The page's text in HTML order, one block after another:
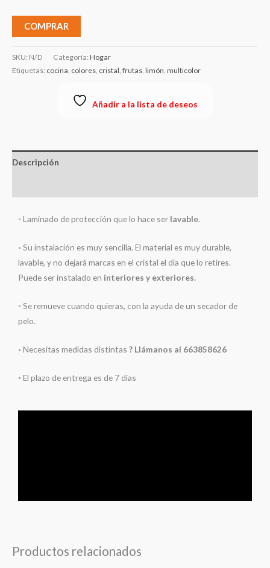
COMPRAR
SKU: N/D Categoría: Hogar
Etiquetas: cocina colores cristal frutas limón multicolor
Añadir a la lista de deseos
Descripción
◦ Laminado de protección que lo hace ser lavable.
◦ Su instalación es muy sencilla. El material es muy durable,
lavable, y no dejará marcas en el cristal el dia que lo retires.
Puede ser instalado en interiores y exteriores.
◦ Se remueve cuando quieras, con la ayuda de un secador de
pelo.
◦ Necesitas medidas distintas ? Llámanos al 663858626
◦ El plazo de entrega es de 7 dias
Productos relacionados